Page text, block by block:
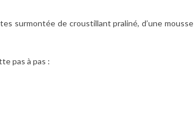
surmontée de croustillant praliné, d’une mousse
pas à pas :